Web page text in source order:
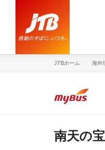
JTBホーム 海外
南天の